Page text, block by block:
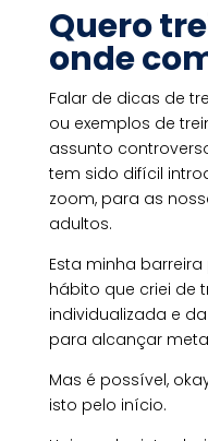
Quero
onde
Falar de dicas de
ou exemplos de
assunto
tem sido difícil
zoom, para as
adultos.
Esta minha
hábito que criei de
individualizada e
para alcançar
Mas é possível,
isto pelo início.